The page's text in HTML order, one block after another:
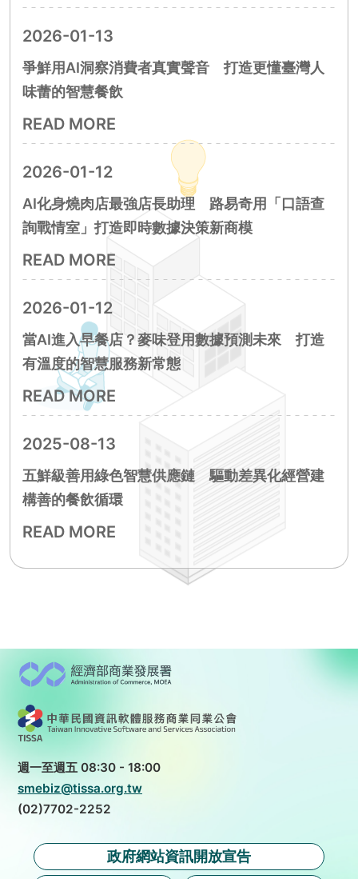
2026-01-13
爭鮮用AI洞察消費者真實聲音 打造更懂臺灣人
味蕾的智慧餐飲
READ MORE
2026-01-12
AI化身燒肉店最強店長助理 路易奇用「口語查
詢戰情室」打造即時數據決策新商模
READ MORE
2026-01-12
當AI進入早餐店？麥味登用數據預測未來 打造
有溫度的智慧服務新常態
READ MORE
2025-08-13
五鮮級善用綠色智慧供應鏈 驅動差異化經營建
構善的餐飲循環
READ MORE
週一至週五 08:30 - 18:00
smebiz@tissa.org.tw
(02)7702-2252
政府網站資訊開放宣告